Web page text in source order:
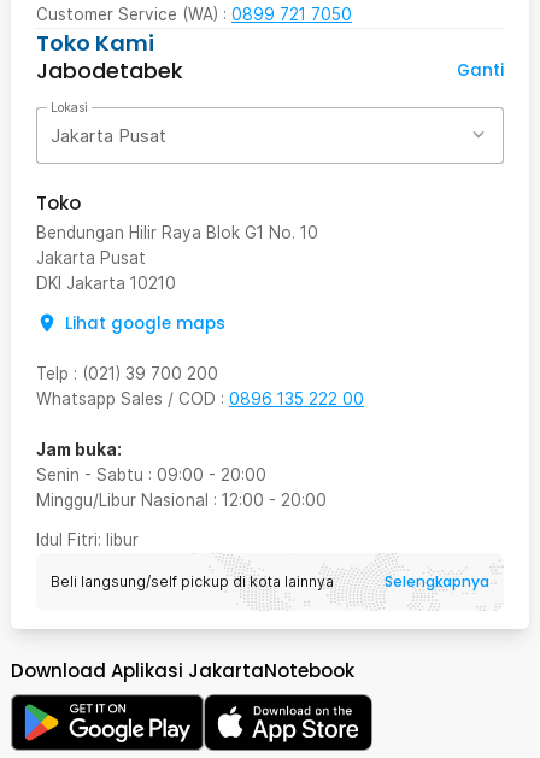
Customer Service (WA) : 0899 721 7050
Toko Kami
Jabodetabek
Ganti
Lokasi
Jakarta Pusat
Toko
Bendungan Hilir Raya Blok G1 No. 10
Jakarta Pusat
DKI Jakarta 10210
Lihat google maps
Telp : (021) 39 700 200
Whatsapp Sales / COD : 0896 135 222 00
Jam buka:
Senin - Sabtu : 09:00 - 20:00
Minggu/Libur Nasional : 12:00 - 20:00
Idul Fitri: libur
Beli langsung/self pickup di kota lainnya Selengkapnya
Download Aplikasi JakartaNotebook